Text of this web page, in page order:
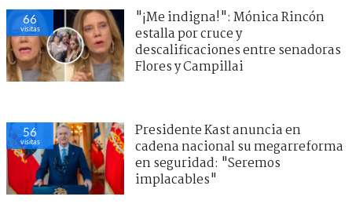
66
visitas
"¡Me indigna!": Mónica Rincón
estalla por cruce y
descalificaciones entre senadoras
Flores y Campillai
56
visitas
Presidente Kast anuncia en
cadena nacional su megarreforma
en seguridad: "Seremos
implacables"